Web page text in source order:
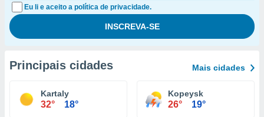
Eu li e aceito a política de privacidade.
Principais cidades Mais cidades
Kartaly
32° 18°
Kopeysk
26° 19°